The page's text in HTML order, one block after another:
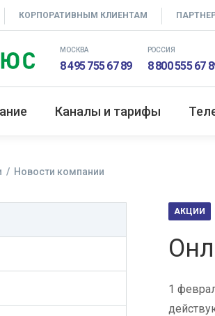
КОРПОРАТИВНЫМ КЛИЕНТАМ
МОСКВА
8 495 755 67 89
РОССИЯ
8 800 555 67
Каналы и тарифы
Новости компании
АКЦИИ
1